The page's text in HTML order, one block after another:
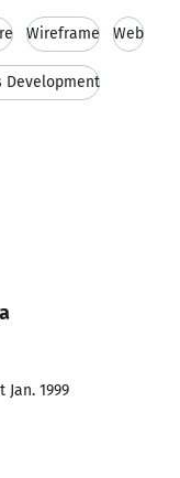
Wireframe Web
Development
1999